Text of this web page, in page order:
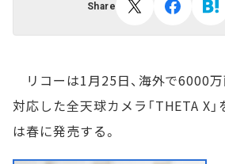
Share
リコーは1月25日、海外で6000
対応した全天球カメラ「THETA X
は春に発売する。